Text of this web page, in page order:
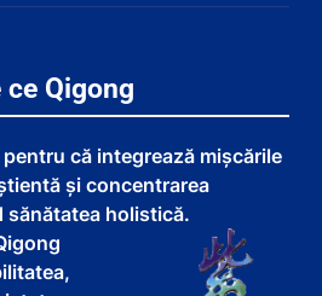
ce Qigong
că integrează mișcările
și concentrarea
sănătatea holistică.